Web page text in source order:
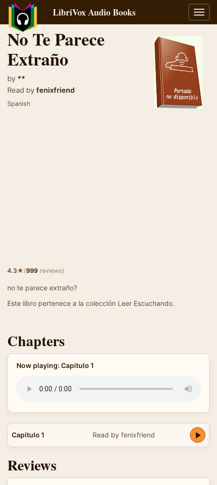
LibriVox Audio Books
No Te Parece
Extraño
by **
Read by fenixfriend
Spanish
4.3★(999 reviews)
no te parece extraño?
Este libro pertenece a la colección Leer Escuchando.
Chapters
Now playing: Capitulo 1
Capitulo 1 Read by fenixfriend
Reviews